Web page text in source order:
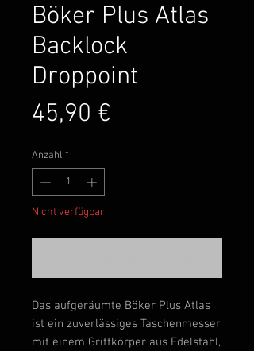
Böker Plus Atlas
Backlock
Droppoint
45,90 €
Anzahl *
Nicht verfügbar
Das aufgeräumte Böker Plus Atlas
ist ein zuverlässiges Taschenmesser
mit einem Griffkörper aus Edelstahl,